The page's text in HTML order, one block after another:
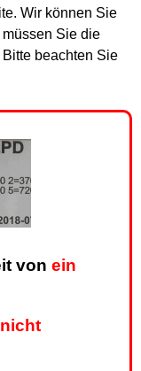
Wir können Sie
Sie die
beachten Sie
von ein
nicht